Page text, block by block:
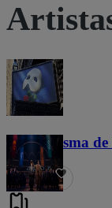
El Fantasma
21.8 k